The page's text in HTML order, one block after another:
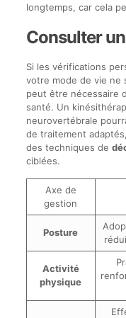
longtemps, car cela
Consulter
Si les vérifications
votre mode de vie ne
peut être nécessaire
santé. Un
neurovertébrale
de traitement
des techniques de
ciblées.
Axe de
gestion
Posture
Activité
physique